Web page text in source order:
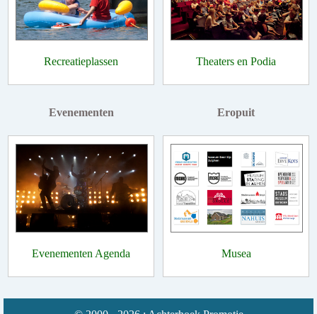
Recreatieplassen Theaters en Podia
Evenementen
Evenementen Agenda
Eropuit
Musea